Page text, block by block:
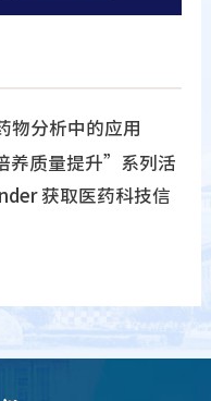
物分析中的应用
养质量提升”系列活
获取医药科技信